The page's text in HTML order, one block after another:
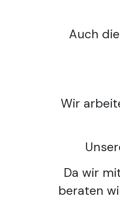
Auch
Wir
Da wir
beraten